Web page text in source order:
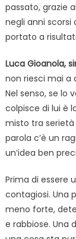
passato, grazie al
negli anni scorsi
portato a
Luca Gioanola,
non riesci mai a
Nel senso, se lo
colpisce di lui è
misto tra serietà
parola c’è un
un’idea ben
Prima di essere
contagiosi. Una
meno forte,
e rabbiose. Una